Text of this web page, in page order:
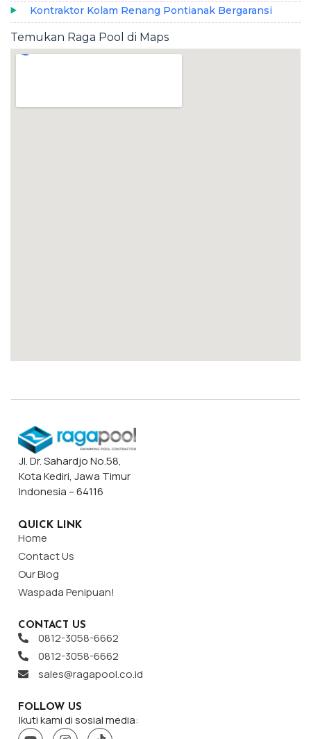
Kontraktor Kolam Renang Pontianak Bergaransi
Temukan Raga Pool di Maps
Jl. Dr. Sahardjo No.58,
Kota Kediri, Jawa Timur
Indonesia – 64116
QUICK LINK
Home
Contact Us
Our Blog
Waspada Penipuan!
CONTACT US
0812-3058-6662
0812-3058-6662
sales@ragapool.co.id
FOLLOW US
Ikuti kami di sosial media: